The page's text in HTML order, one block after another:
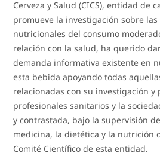
Cerveza y Salud (CICS), entidad de
promueve la investigación sobre
nutricionales del consumo
relación con la salud, ha querido
demanda informativa existente en
esta bebida apoyando todas
relacionadas con su investigación y
profesionales sanitarios y la
y contrastada, bajo la supervisión
medicina, la dietética y la nutrición
Comité Científico de esta entidad.